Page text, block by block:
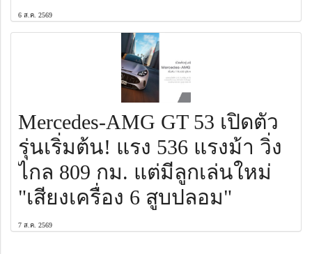
6 ส.ค. 2569
Mercedes-AMG GT 53 เปิดตัว
รุ่นเริ่มต้น! แรง 536 แรงม้า วิ่ง
ไกล 809 กม. แต่มีลูกเล่นใหม่
"เสียงเครื่อง 6 สูบปลอม"
7 ส.ค. 2569